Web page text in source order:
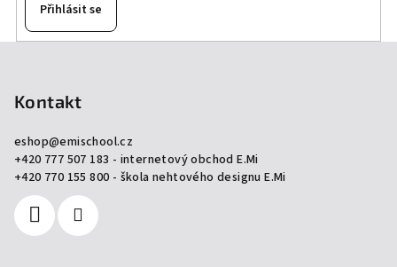
Přihlásit se
Kontakt
eshop@emischool.cz
+420 777 507 183 - internetový obchod E.Mi
+420 770 155 800 - škola nehtového designu E.Mi